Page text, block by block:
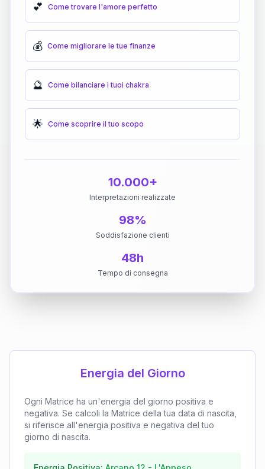
💕 Come trovare l'amore perfetto
💰 Come migliorare le tue finanze
🔮 Come bilanciare i tuoi chakra
🌟 Come scoprire il tuo scopo
10.000+
Interpretazioni realizzate
98%
Soddisfazione clienti
48h
Tempo di consegna
Energia del Giorno
Ogni Matrice ha un'energia del giorno positiva e
negativa. Se calcoli la Matrice della tua data di nascita,
si riferisce all'energia positiva e negativa del tuo
giorno di nascita.